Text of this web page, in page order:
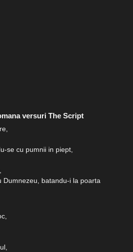
versuri The Script
se cu pumnii in piept,
Dumnezeu, batandu-i la poarta